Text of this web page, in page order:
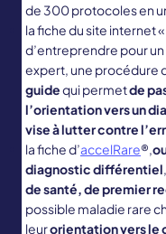
de 300 protocoles en
la fiche du site internet
d’entreprendre pour
expert, une procédure
guidequi permetde
l’orientation vers un
vise à lutter contre
la fiche d’accelRare®,
diagnosticdifférentiel
de santé, de premier
possible maladie rare
leurorientation vers le